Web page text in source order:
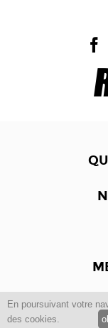
En poursuivant votre
des cookies.
Copyright ©